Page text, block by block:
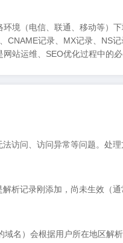
境（电信、联通、移动等）
记录、MX记录、NS
站运维、SEO优化过程中的必
访问、访问异常等问题。处
析记录刚添加，尚未生效（
名）会根据用户所在地区解